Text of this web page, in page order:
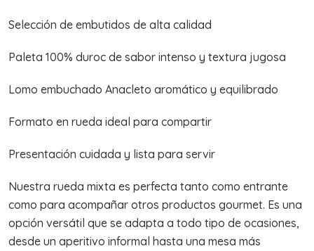
Selección de embutidos de alta calidad
Paleta 100% duroc de sabor intenso y textura jugosa
Lomo embuchado Anacleto aromático y equilibrado
Formato en rueda ideal para compartir
Presentación cuidada y lista para servir
Nuestra rueda mixta es perfecta tanto como entrante
como para acompañar otros productos gourmet. Es una
opción versátil que se adapta a todo tipo de ocasiones,
desde un aperitivo informal hasta una mesa más